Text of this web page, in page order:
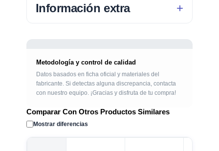
Información extra
Metodología y control de calidad
Datos basados en ficha oficial y materiales del
fabricante. Si detectas alguna discrepancia, contacta
con nuestro equipo. ¡Gracias y disfruta de tu compra!
Comparar Con Otros Productos Similares
Mostrar diferencias